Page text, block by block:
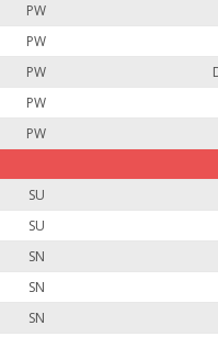
PW
PW
PW
PW
PW
SU
SU
SN
SN
SN